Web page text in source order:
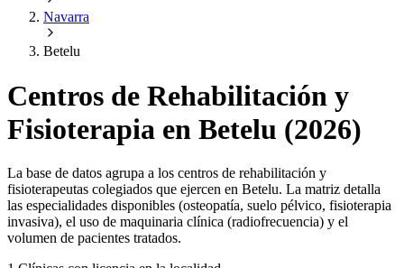
Navarra
Betelu
Centros de Rehabilitación y
Fisioterapia en Betelu (2026)
La base de datos agrupa a los centros de rehabilitación y
fisioterapeutas colegiados que ejercen en Betelu. La matriz detalla
las especialidades disponibles (osteopatía, suelo pélvico, fisioterapia
invasiva), el uso de maquinaria clínica (radiofrecuencia) y el
volumen de pacientes tratados.